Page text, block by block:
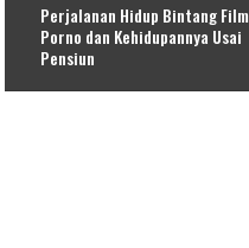
Perjalanan Hidup Bintang Film
Porno dan Kehidupannya Usai
Pensiun